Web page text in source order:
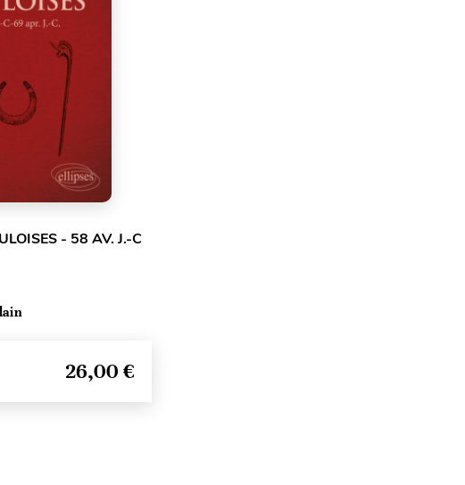
- 58 AV. J.-C
26,00 €